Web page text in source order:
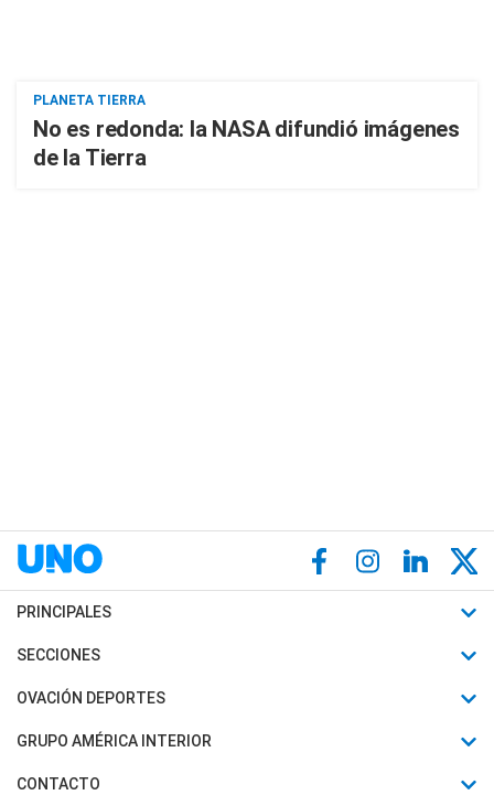
PLANETA TIERRA
No es redonda: la NASA difundió imágenes
de la Tierra
PRINCIPALES
Últimas Noticias
Política
Judiciales
SECCIONES
Horóscopo
Motores
OVACIÓN DEPORTES
Fútbol
Mundial
GRUPO AMÉRICA INTERIOR
Canal 7 en Vivo
CONTACTO